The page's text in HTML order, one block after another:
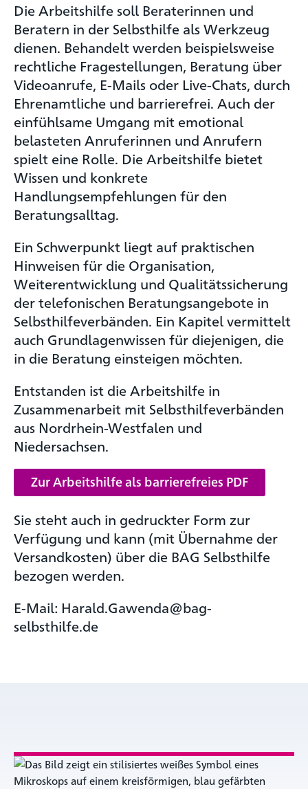
Die Arbeitshilfe soll Beraterinnen und
Beratern in der Selbsthilfe als Werkzeug
dienen. Behandelt werden beispielsweise
rechtliche Fragestellungen, Beratung über
Videoanrufe, E-Mails oder Live-Chats, durch
Ehrenamtliche und barrierefrei. Auch der
einfühlsame Umgang mit emotional
belasteten Anruferinnen und Anrufern
spielt eine Rolle. Die Arbeitshilfe bietet
Wissen und konkrete
Handlungsempfehlungen für den
Beratungsalltag.
Ein Schwerpunkt liegt auf praktischen
Hinweisen für die Organisation,
Weiterentwicklung und Qualitätssicherung
der telefonischen Beratungsangebote in
Selbsthilfeverbänden. Ein Kapitel vermittelt
auch Grundlagenwissen für diejenigen, die
in die Beratung einsteigen möchten.
Entstanden ist die Arbeitshilfe in
Zusammenarbeit mit Selbsthilfeverbänden
aus Nordrhein-Westfalen und
Niedersachsen.
Zur Arbeitshilfe als barrierefreies PDF
Sie steht auch in gedruckter Form zur
Verfügung und kann (mit Übernahme der
Versandkosten) über die BAG Selbsthilfe
bezogen werden.
E-Mail: Harald.Gawenda@bag-
selbsthilfe.de